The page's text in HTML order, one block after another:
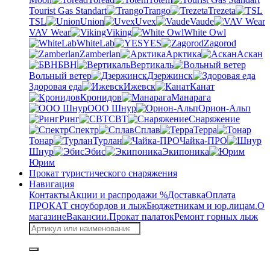
Tourist Gas Standart
Trango
Trezeta
TSL
Union Uvex
Vaude
VAV Wear
Viking
White Owl
WhiteLab
YES
Zagorod
Zamberlan
Арктика
Аскан
БВН
Вертикаль
Вольный ветер
Дзержинск
Здоровая еда
Ижевск
Канат
Кронидов
Манарага
ООО Шнур
Орион-Альп
Ринг
СВТ
Снаряжение
Спектр
Сплав
Терра
Тонар
Турлан
Чайка-ПРО
Шнур
Эбис
Экипоника
Юрим
Прокат туристического снаряжения
Навигация
КонтактыАкции и распродажи %ДоставкаОплата
ПРОКАТ сноубордов и лыжБюджетникам и юр.лицам.О
магазинеВакансии.Прокат палатокРемонт горных лыж